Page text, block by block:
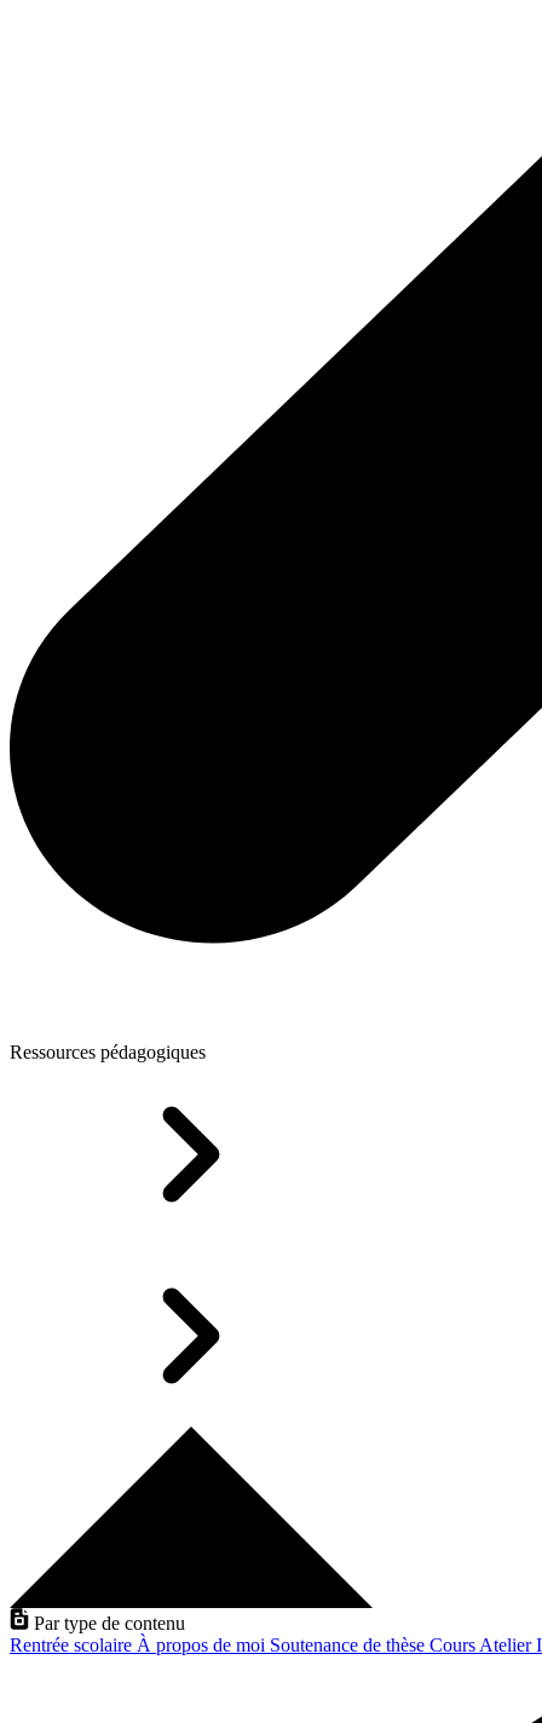
Ressources pédagogiques
Par type de contenu
Rentrée scolaire À propos de moi Soutenance de thèse Cours Atelier